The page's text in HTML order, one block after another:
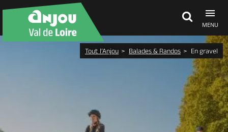
MENU
Tout l’Anjou Balades & Randos En gravel